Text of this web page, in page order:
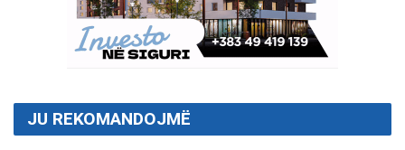
JU REKOMANDOJMË